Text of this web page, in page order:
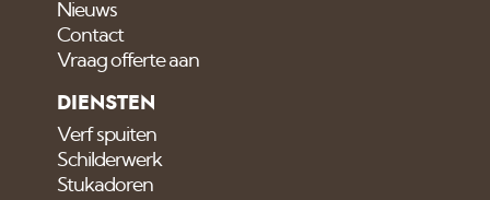
Nieuws
Contact
Vraag offerte aan
DIENSTEN
Verf spuiten
Schilderwerk
Stukadoren